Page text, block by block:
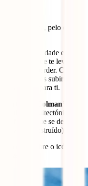
Cobh
da Irlanda, pelo que se
a cidade em
turístico
que te leva a
podes perder. Cobh é
se não queres subir
boa opção para ti.
(
St. Colman’s
prima arquitectónica,
religioso que se destaca
para ser construído).
rua e descobre o icónico